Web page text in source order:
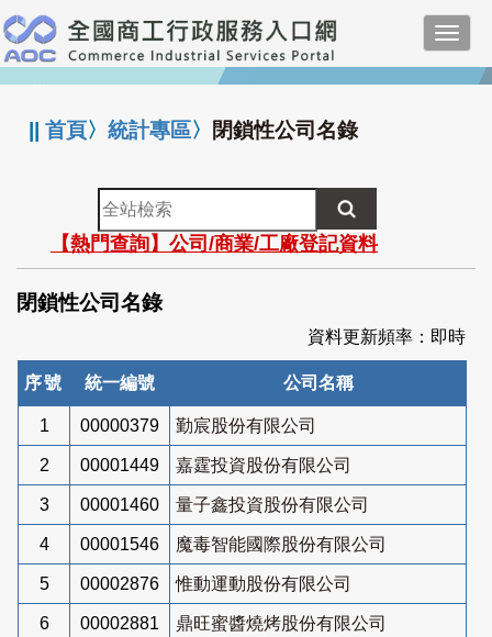
跳
到
主
要
:::
||首頁〉統計專區〉 閉鎖性公司名錄
全
站
檢
索
【熱門查詢】公司/商業/工廠登記資料
閉鎖性公司名錄
資料更新頻率：即時
序號 統一編號 公司名稱
1 00000379 勤宸股份有限公司
2 00001449 嘉霆投資股份有限公司
3 00001460 量子鑫投資股份有限公司
4 00001546 魔毒智能國際股份有限公司
5 00002876 惟動運動股份有限公司
6 00002881 鼎旺蜜醬燒烤股份有限公司